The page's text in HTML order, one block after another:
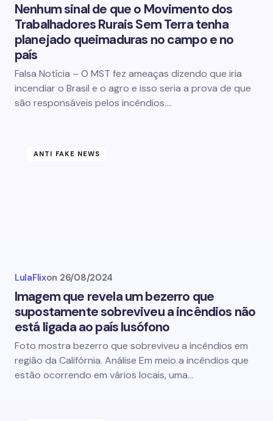
Nenhum sinal de que o Movimento dos
Trabalhadores Rurais Sem Terra tenha
planejado queimaduras no campo e no
país
Falsa Notícia – O MST fez ameaças dizendo que iria
incendiar o Brasil e o agro e isso seria a prova de que
são responsáveis pelos incêndios.…
ANTI FAKE NEWS
LulaFlixon 26/08/2024
Imagem que revela um bezerro que
supostamente sobreviveu a incêndios não
está ligada ao país lusófono
Foto mostra bezerro que sobreviveu a incêndios em
região da Califórnia. Análise Em meio a incêndios que
estão ocorrendo em vários locais, uma…